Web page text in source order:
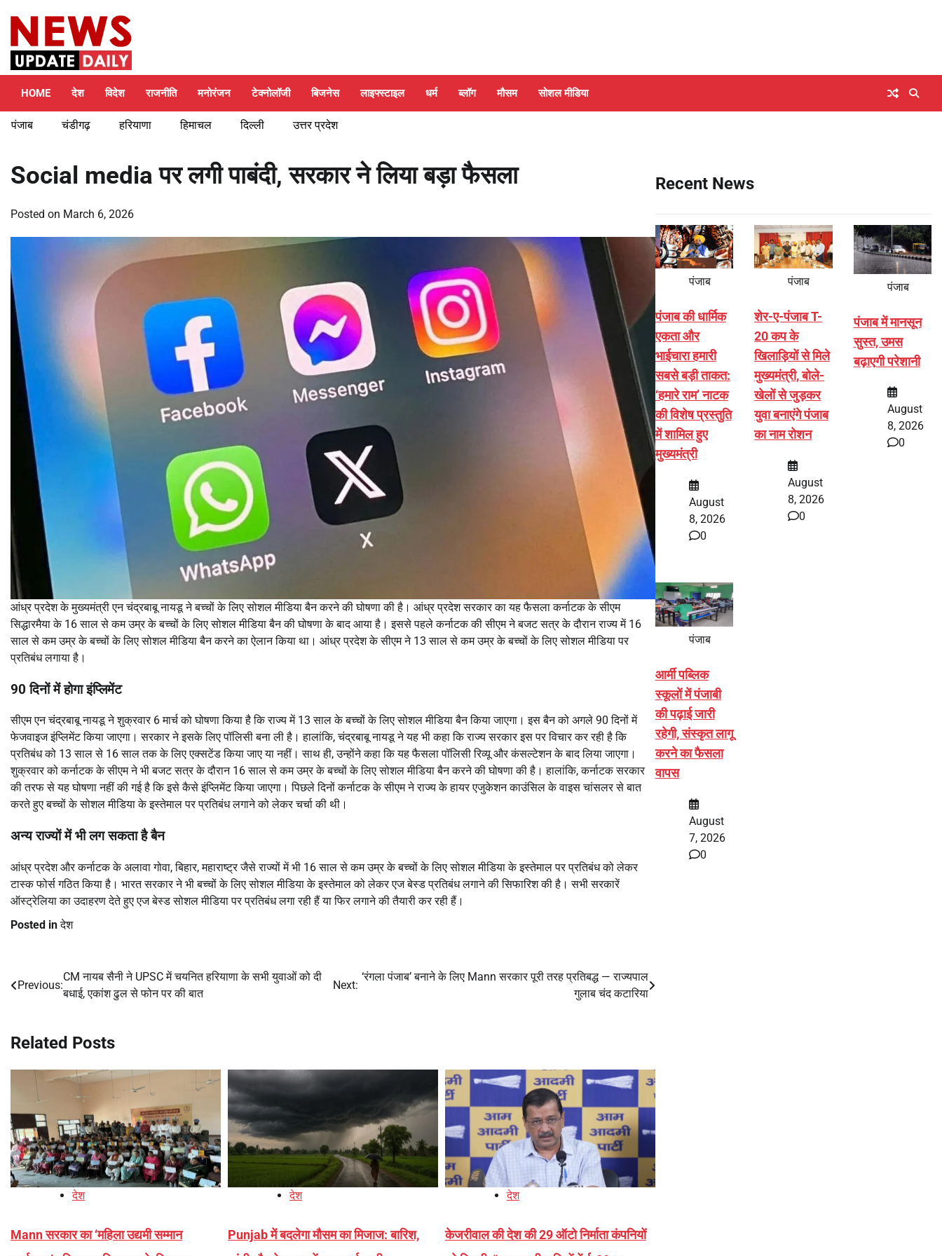
content
HOME देश विदेश राजनीति मनोरंजन टेक्नोलॉजी बिजनेस लाइफ्स्टाइल धर्म ब्लॉग मौसम सोशल मीडिया
पंजाब चंडीगढ़ हरियाणा हिमाचल दिल्ली उत्तर प्रदेश
Social media पर लगी पाबंदी, सरकार ने लिया बड़ा फैसला
Posted on March 6, 2026
आंध्र प्रदेश के मुख्यमंत्री एन चंद्रबाबू नायडू ने बच्चों के लिए सोशल मीडिया बैन करने की घोषणा की है। आंध्र प्रदेश सरकार का यह फैसला कर्नाटक के सीएम
सिद्धारमैया के 16 साल से कम उम्र के बच्चों के लिए सोशल मीडिया बैन की घोषणा के बाद आया है। इससे पहले कर्नाटक की सीएम ने बजट सत्र के दौरान राज्य में 16
साल से कम उम्र के बच्चों के लिए सोशल मीडिया बैन करने का ऐलान किया था। आंध्र प्रदेश के सीएम ने 13 साल से कम उम्र के बच्चों के लिए सोशल मीडिया पर
प्रतिबंध लगाया है।
90 दिनों में होगा इंप्लिमेंट
सीएम एन चंद्रबाबू नायडू ने शुक्रवार 6 मार्च को घोषणा किया है कि राज्य में 13 साल के बच्चों के लिए सोशल मीडिया बैन किया जाएगा। इस बैन को अगले 90 दिनों में
फेजवाइज इंप्लिमेंट किया जाएगा। सरकार ने इसके लिए पॉलिसी बना ली है। हालांकि, चंद्रबाबू नायडू ने यह भी कहा कि राज्य सरकार इस पर विचार कर रही है कि
प्रतिबंध को 13 साल से 16 साल तक के लिए एक्सटेंड किया जाए या नहीं। साथ ही, उन्होंने कहा कि यह फैसला पॉलिसी रिव्यू और कंसल्टेशन के बाद लिया जाएगा।
शुक्रवार को कर्नाटक के सीएम ने भी बजट सत्र के दौरान 16 साल से कम उम्र के बच्चों के लिए सोशल मीडिया बैन करने की घोषणा की है। हालांकि, कर्नाटक सरकार
की तरफ से यह घोषणा नहीं की गई है कि इसे कैसे इंप्लिमेंट किया जाएगा। पिछले दिनों कर्नाटक के सीएम ने राज्य के हायर एजुकेशन काउंसिल के वाइस चांसलर से बात
करते हुए बच्चों के सोशल मीडिया के इस्तेमाल पर प्रतिबंध लगाने को लेकर चर्चा की थी।
अन्य राज्यों में भी लग सकता है बैन
आंध्र प्रदेश और कर्नाटक के अलावा गोवा, बिहार, महाराष्ट्र जैसे राज्यों में भी 16 साल से कम उम्र के बच्चों के लिए सोशल मीडिया के इस्तेमाल पर प्रतिबंध को लेकर
टास्क फोर्स गठित किया है। भारत सरकार ने भी बच्चों के लिए सोशल मीडिया के इस्तेमाल को लेकर एज बेस्ड प्रतिबंध लगाने की सिफारिश की है। सभी सरकारें
ऑस्ट्रेलिया का उदाहरण देते हुए एज बेस्ड सोशल मीडिया पर प्रतिबंध लगा रही हैं या फिर लगाने की तैयारी कर रही हैं।
Posted inदेश
Post
navigation
Previous:
CM नायब सैनी ने UPSC में चयनित हरियाणा के सभी युवाओं को दी
बधाई, एकांश ढुल से फोन पर की बात
Next:
‘रंगला पंजाब’ बनाने के लिए Mann सरकार पूरी तरह प्रतिबद्ध — राज्यपाल
गुलाब चंद कटारिया
Related Posts
देश
Mann सरकार का ‘महिला उद्यमी सम्मान
देश
Punjab में बदलेगा मौसम का मिजाज: बारिश,
देश
केजरीवाल की देश की 29 ऑटो निर्माता कंपनियों
Recent News
पंजाब
पंजाब की धार्मिक
एकता और
भाईचारा हमारी
सबसे बड़ी ताकत:
‘हमारे राम’ नाटक
की विशेष प्रस्तुति
में शामिल हुए
मुख्यमंत्री
August
8, 2026
0
पंजाब
शेर-ए-पंजाब T-
20 कप के
खिलाड़ियों से मिले
मुख्यमंत्री, बोले-
खेलों से जुड़कर
युवा बनाएंगे पंजाब
का नाम रोशन
August
8, 2026
0
पंजाब
पंजाब में मानसून
सुस्त, उमस
बढ़ाएगी परेशानी
August
8, 2026
0
पंजाब
आर्मी पब्लिक
स्कूलों में पंजाबी
की पढ़ाई जारी
रहेगी, संस्कृत लागू
करने का फैसला
वापस
August
7, 2026
0